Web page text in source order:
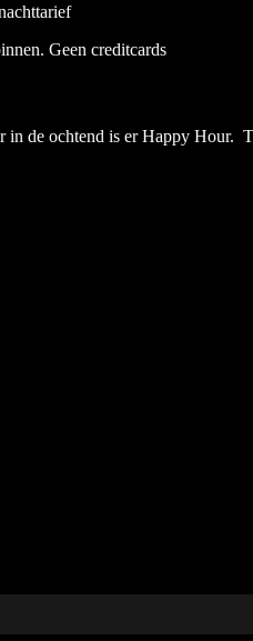
Geen creditcards
in de ochtend is er Happy Hour.